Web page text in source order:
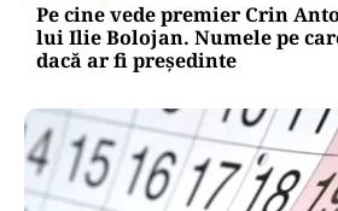
Pe cine vede premier Crin
lui Ilie Bolojan. Numele pe
dacă ar fi președinte